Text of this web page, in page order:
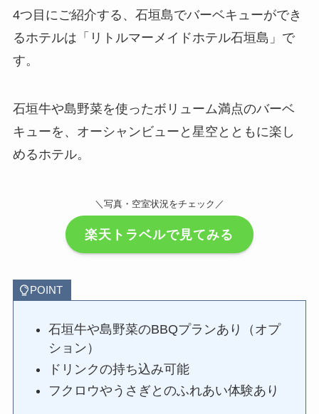
4つ目にご紹介する、石垣島でバーベキューができ
るホテルは「リトルマーメイドホテル石垣島」で
す。
石垣牛や島野菜を使ったボリューム満点のバーベ
キューを、オーシャンビューと星空とともに楽し
めるホテル。
＼写真・空室状況をチェック／
楽天トラベルで見てみる
POINT
石垣牛や島野菜のBBQプランあり（オプ
ション）
ドリンクの持ち込み可能
フクロウやうさぎとのふれあい体験あり